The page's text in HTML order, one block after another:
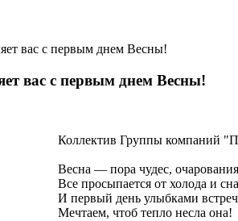
вас с первым днем Весны!
вас с первым днем Весны!
Коллектив Группы компаний
Весна — пора чудес,
Все просыпается от холода и
И первый день улыбками
Мечтаем, чтоб тепло несла она!